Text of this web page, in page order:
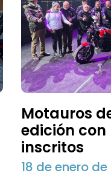
Motauros
edición con
inscritos
18 de enero